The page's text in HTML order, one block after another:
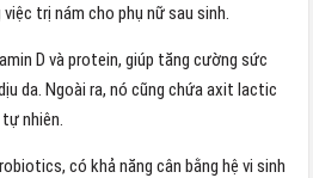
trị nám cho phụ nữ sau sinh.
D và protein, giúp tăng cường sức
da. Ngoài ra, nó cũng chứa axit lactic
nhiên.
có khả năng cân bằng hệ vi sinh